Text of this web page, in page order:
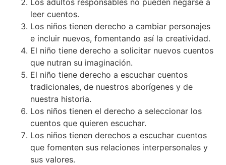
leer cuentos.
Los niños tienen derecho a cambiar personajes
e incluir nuevos, fomentando así la creatividad.
El niño tiene derecho a solicitar nuevos cuentos
que nutran su imaginación.
El niño tiene derecho a escuchar cuentos
tradicionales, de nuestros aborígenes y de
nuestra historia.
Los niños tienen el derecho a seleccionar los
cuentos que quieren escuchar.
Los niños tienen derechos a escuchar cuentos
que fomenten sus relaciones interpersonales y
sus valores.